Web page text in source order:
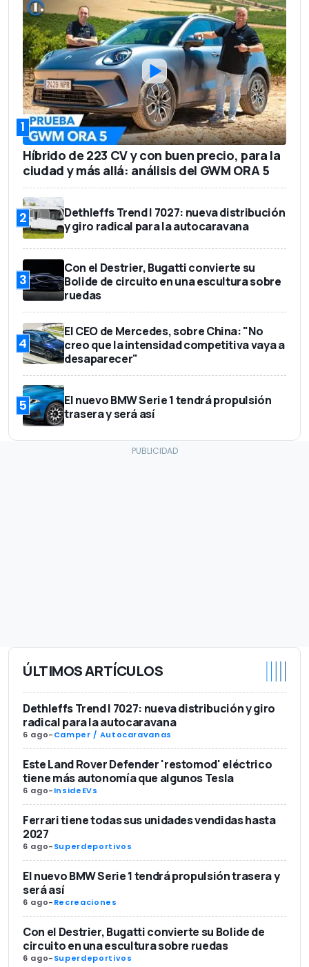
1
Híbrido de 223 CV y con buen precio, para la
ciudad y más allá: análisis del GWM ORA 5
2
Dethleffs Trend I 7027: nueva distribución
y giro radical para la autocaravana
3
Con el Destrier, Bugatti convierte su
Bolide de circuito en una escultura sobre
ruedas
4
El CEO de Mercedes, sobre China: "No
creo que la intensidad competitiva vaya a
desaparecer"
5
El nuevo BMW Serie 1 tendrá propulsión
trasera y será así
ÚLTIMOS ARTÍCULOS
Dethleffs Trend I 7027: nueva distribución y giro
radical para la autocaravana
6 ago-Camper / Autocaravanas
Este Land Rover Defender 'restomod' eléctrico
tiene más autonomía que algunos Tesla
6 ago-InsideEVs
Ferrari tiene todas sus unidades vendidas hasta
2027
6 ago-Superdeportivos
El nuevo BMW Serie 1 tendrá propulsión trasera y
será así
6 ago-Recreaciones
Con el Destrier, Bugatti convierte su Bolide de
circuito en una escultura sobre ruedas
6 ago-Superdeportivos